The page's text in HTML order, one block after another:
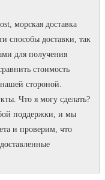
морская доставка
способы доставки, так
для получения
стоимость
стороной.
Что я могу сделать?
поддержки, и мы
и проверим, что